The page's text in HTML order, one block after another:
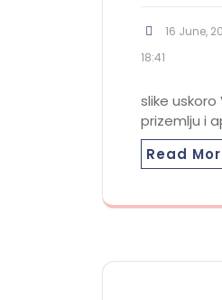
16 June,
18:41
slike
prizemlju i
Read